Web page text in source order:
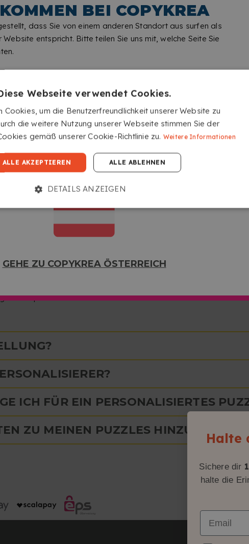
BEI COPYKREA
dass Sie von einem anderen Standort aus surfen als
entspricht. Bitte teilen Sie uns mit, welche Seite Sie
GEHE ZU COPYKREA USA
GEHE ZU COPYKREA ÖSTERREICH
lassen
MAXIMALE QUALITÄT
Intensive Farben, hohe
Auflösung und robuste
Kartonteile.
personalisierten Puzzles noch einfacher wird.
ICH FÜR EIN PERSONALISIERTES
ZU MEINEN PUZZLES HINZUFÜGEN?
Halte
Sichere dir
halte die
Email
Webseite verwendet Cookies.
Cookies, um die Benutzerfreundlichkeit unserer Website zu
die weitere Nutzung unserer Webseite stimmen Sie der
gemäß unserer Cookie-Richtlinie zu. Weitere Informationen
ALLE AKZEPTIEREN ALLE ABLEHNEN
DETAILS ANZEIGEN